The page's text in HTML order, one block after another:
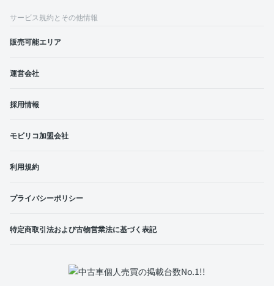
サービス規約とその他情報
販売可能エリア
運営会社
採用情報
モビリコ加盟会社
利用規約
プライバシーポリシー
特定商取引法および古物営業法に基づく表記